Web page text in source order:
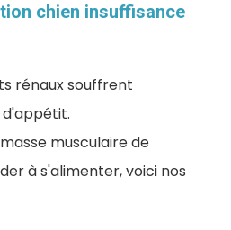
chien insuffisance
rénaux souffrent
musculaire de
à s'alimenter, voici nos